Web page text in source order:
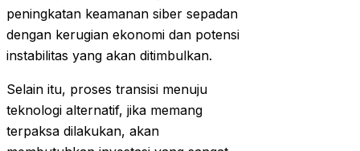
peningkatan keamanan siber sepadan
dengan kerugian ekonomi dan potensi
instabilitas yang akan ditimbulkan.
Selain itu, proses transisi menuju
teknologi alternatif, jika memang
terpaksa dilakukan, akan